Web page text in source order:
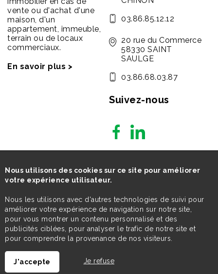
vente ou d'achat d'une
maison, d'un
appartement, immeuble,
terrain ou de locaux
commerciaux.
En savoir plus >
03.86.85.12.12
20 rue du Commerce
58330 SAINT
SAULGE
03.86.68.03.87
Suivez-nous
Nous utilisons des cookies sur ce site pour améliorer
votre expérience utilisateur.
Nous les utilisons avec d'autres technologies de suivi pour
améliorer votre expérience de navigation sur notre site,
pour vous montrer un contenu personnalisé et des
publicités ciblées, pour analyser le trafic de notre site et
pour comprendre la provenance de nos visiteurs.
J'accepte Je refuse